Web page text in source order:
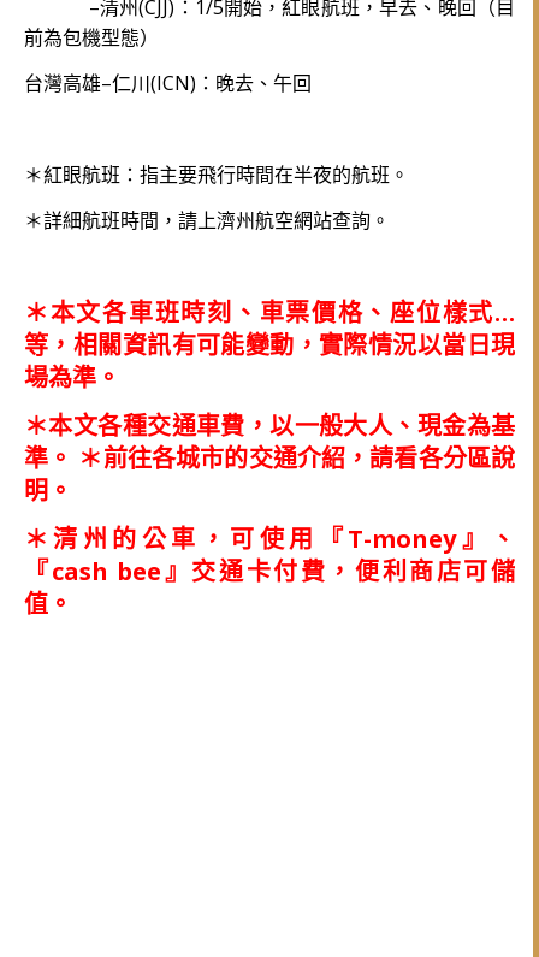
–清州(CJJ)：1/5開始，紅眼航班，早去、晚回（目
前為包機型態）
台灣高雄–仁川(ICN)：晚去、午回
＊紅眼航班：指主要飛行時間在半夜的航班。
＊詳細航班時間，請上濟州航空網站查詢。
＊本文各車班時刻、車票價格、座位樣式…
等，相關資訊有可能變動，實際情況以當日現
場為準。
＊本文各種交通車費，以一般大人、現金為基
準。 ＊前往各城市的交通介紹，請看各分區說
明。
＊清州的公車，可使用『T-money』、
『cash bee』交通卡付費，便利商店可儲
值。